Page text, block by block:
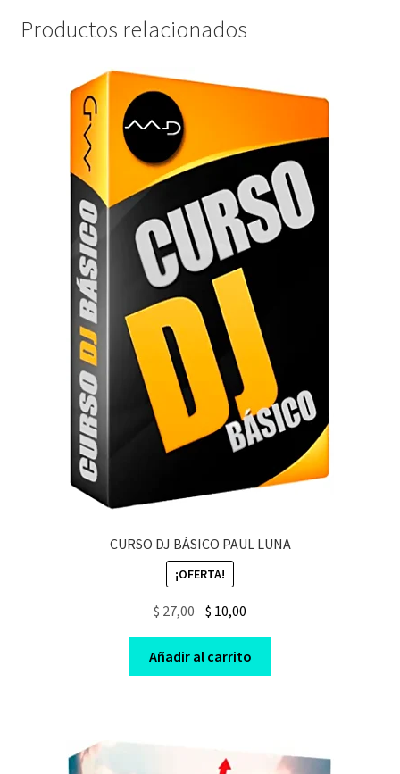
Productos relacionados
CURSO DJ BÁSICO PAUL LUNA
¡OFERTA!
$27,00 Original
was:
$ 27,00.
$ 10,00
is:
$ 10,00.
Añadir al carrito